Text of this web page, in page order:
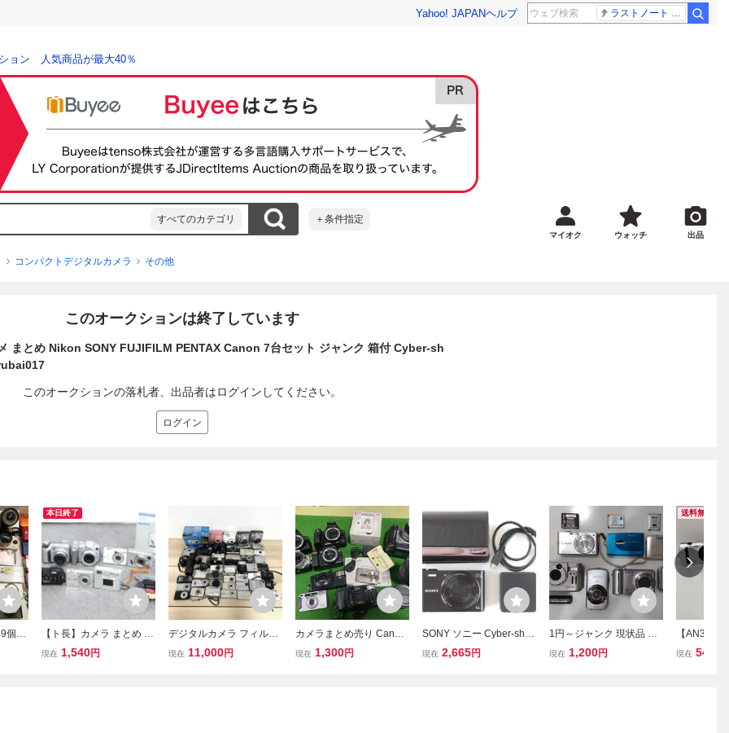
Yahoo! JAPANヘルプ ラストノート 内田有紀
ョン 人気商品が最大40％
すべてのカテゴリ ＋条件指定
マイオク ウォッチ 出品
コンパクトデジタルカメラ その他
このオークションは終了しています
まとめ Nikon SONY FUJIFILM PENTAX Canon 7台セット ジャンク 箱付 Cyber-sh
このオークションの落札者、出品者はログインしてください。
ログイン
個セ
本日終了
【ト長】カメラ まとめ デ
ジカメ PENTAX Optio S6
現在 1,540円
デジタルカメラ フィルム
カメラ まとめ ジャンク S
現在 11,000円
カメラまとめ売り Canon
Nikon PENTAX OLYMPU
現在 1,300円
SONY ソニー Cyber-shot
DSC-WX300 コンパクト
現在 2,665円
1円～ジャンク 現状品 コ
ンパクトデジタルカメラ
現在 1,200円
送料無料
【
ジカメ 3
現在 540